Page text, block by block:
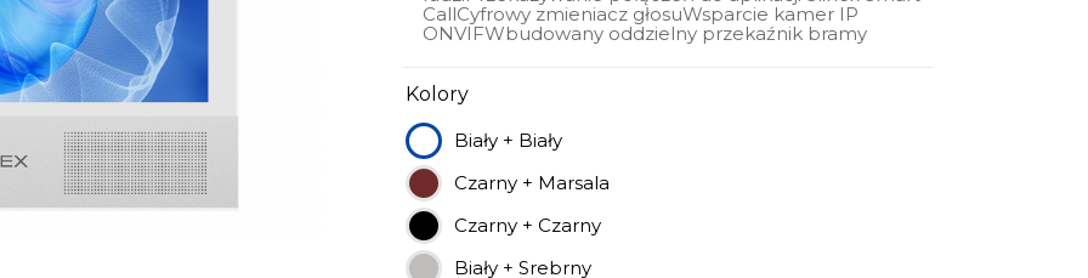
CallCyfrowy zmieniacz głosuWsparcie kamer IP
ONVIFWbudowany oddzielny przekaźnik bramy
Kolory
Biały + Biały
Czarny + Marsala
Czarny + Czarny
Biały + Srebrny